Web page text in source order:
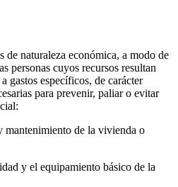
de naturaleza económica, a modo de
personas cuyos recursos resultan
gastos específicos, de carácter
para prevenir, paliar o evitar
mantenimiento de la vivienda o
y el equipamiento básico de la